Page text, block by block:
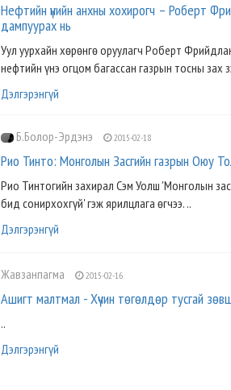
Нефтийн үнийн анхны хохирогч – Роберт
дампуурах нь
Уул уурхайн хөрөнгө оруулагч Роберт
нефтийн үнэ огцом багассан газрын тосны
Дэлгэрэнгүй
Б.Болор-Эрдэнэ 2015-02-18
Рио Тинто: Монголын Засгийн газрын Оюу
Рио Тинтогийн захирал Сэм Уолш 'Монголын
бид сонирхохгүй' гэж ярилцлага өгчээ. ..
Дэлгэрэнгүй
Жавзанпагма 2015-02-16
Ашигт малтмал - Хүчин төгөлдөр тусгай
..
Дэлгэрэнгүй